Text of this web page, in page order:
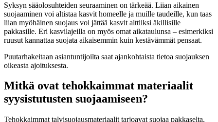
Syksyn sääolosuhteiden seuraaminen on tärkeää. Liian aikainen
suojaaminen voi altistaa kasvit homeelle ja muille taudeille, kun taas
liian myöhäinen suojaus voi jättää kasvit alttiiksi äkillisille
pakkasille. Eri kasvilajeilla on myös omat aikataulunsa – esimerkiksi
ruusut kannattaa suojata aikaisemmin kuin kestävämmät pensaat.
Puutarhakeitaan asiantuntijoilta saat ajankohtaista tietoa suojauksen
oikeasta ajoituksesta.
Mitkä ovat tehokkaimmat materiaalit
syysistutusten suojaamiseen?
Tehokkaimmat talvisuojausmateriaalit tarjoavat suojaa pakkaselta,